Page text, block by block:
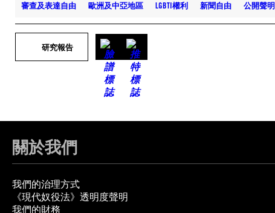
審查及表達自由 歐洲及中亞地區 LGBTI權利 新聞自由 公開聲明
研究報告
關於我們
我們的治理方式
《現代奴役法》透明度聲明
我們的財務